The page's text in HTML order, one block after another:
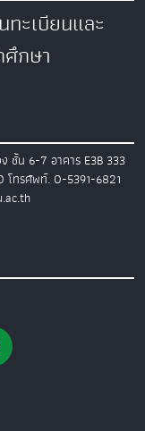
ทะเบียนและ
กษา
ชั้น 6-7 อาคาร E3B 333
โทรศัพท์. 0-5391-6821